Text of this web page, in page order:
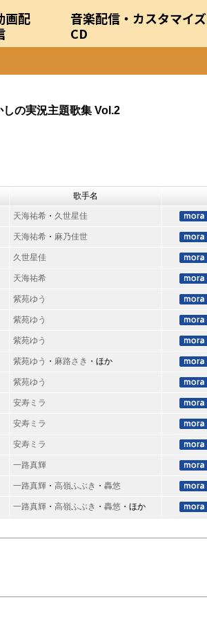
画配
音楽配信・カスタマイズ
CD
の実況主題歌集 Vol.2
歌手名
天海祐希 ・ 久世星佳
天海祐希 ・ 麻乃佳世
久世星佳
天海祐希
紫苑ゆう
紫苑ゆう
紫苑ゆう
紫苑ゆう ・ 麻路さき ・ほか
紫苑ゆう
安寿ミラ
安寿ミラ
安寿ミラ
一路真輝
一路真輝 ・ 高嶺ふぶき ・ 轟悠
一路真輝 ・ 高嶺ふぶき ・ 轟悠 ・ほか